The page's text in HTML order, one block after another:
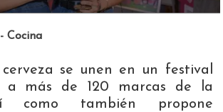
Cocina
se unen en un festival
a más de 120 marcas de la
como también propone